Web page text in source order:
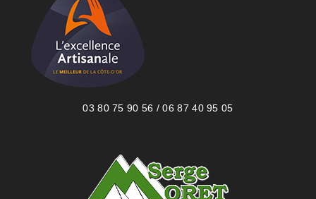
03 80 75 90 56 / 06 87 40 95 05